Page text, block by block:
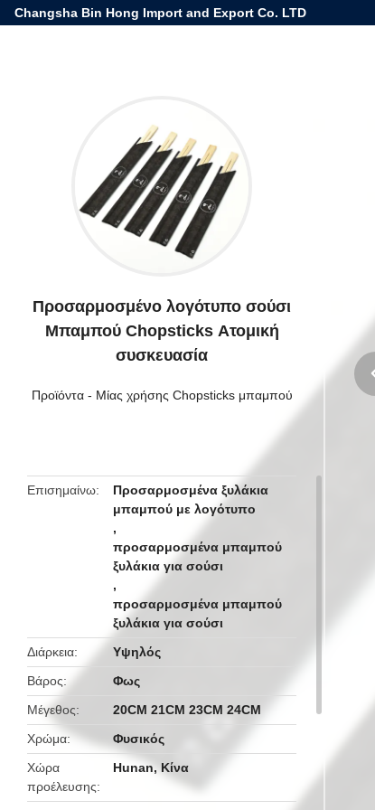
Changsha Bin Hong Import and Export Co. LTD
Προσαρμοσμένο λογότυπο σούσι
Μπαμπού Chopsticks Ατομική
συσκευασία
Προϊόντα- Μίας χρήσης Chopsticks μπαμπού
Επισημαίνω
Προσαρμοσμένα ξυλάκια
μπαμπού με λογότυπο
,
προσαρμοσμένα μπαμπού
ξυλάκια για σούσι
,
προσαρμοσμένα μπαμπού
ξυλάκια για σούσι
Διάρκεια
Υψηλός
Βάρος
Φως
Μέγεθος
20CM 21CM 23CM 24CM
Χρώμα
Φυσικός
Χώρα
προέλευσης
Hunan, Κίνα